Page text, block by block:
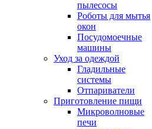
пылесосы
Роботы для мытья
окон
Посудомоечные
машины
Уход за одеждой
Гладильные
системы
Отпариватели
Приготовление пищи
Микроволновые
печи